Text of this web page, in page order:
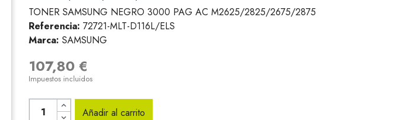
TONER SAMSUNG NEGRO 3000 PAG AC M2625/2825/2675/2875
Referencia: 72721-MLT-D116L/ELS
Marca: SAMSUNG
107,80 €
Impuestos incluidos
Añadir al carrito